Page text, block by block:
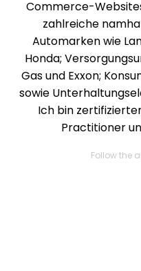
Commerce-
zahlreiche
Automarken wie
Honda;
Gas und Exxon;
sowie
Ich bin
Practitioner
Follow the